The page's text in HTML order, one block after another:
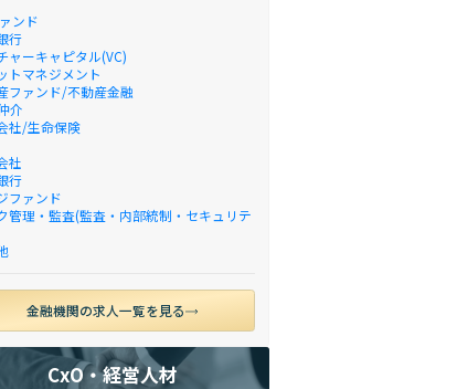
ンド
行
ャーキャピタル(VC)
トマネジメント
ファンド/不動産金融
介
社/生命保険
社
行
ファンド
管理・監査(監査・内部統制・セキュリテ
金融機関の求人一覧を見る
CxO・経営人材